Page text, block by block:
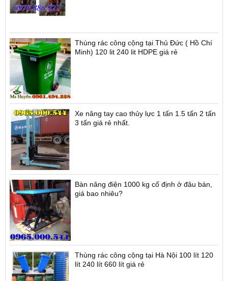
Thùng rác công cộng tại Thủ Đức ( Hồ Chí
Minh) 120 lit 240 lit HDPE giá rẻ
Xe nâng tay cao thủy lực 1 tấn 1.5 tấn 2 tấn
3 tấn giá rẻ nhất.
Bàn nâng điện 1000 kg cố định ở đâu bán,
giá bao nhiêu?
Thùng rác công cộng tại Hà Nội 100 lít 120
lít 240 lít 660 lít giá rẻ